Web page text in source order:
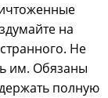
на
Не
им. Обязаны
полную